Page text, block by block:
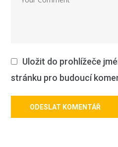
Uložit do prohlížeče
stránku pro budoucí